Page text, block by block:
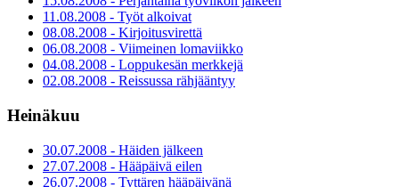
11.08.2008 - Työt alkoivat
08.08.2008 - Kirjoitusvirettä
06.08.2008 - Viimeinen lomaviikko
04.08.2008 - Loppukesän merkkejä
02.08.2008 - Reissussa rähjääntyy
Heinäkuu
30.07.2008 - Häiden jälkeen
27.07.2008 - Hääpäivä eilen
26.07.2008 - Tyttären hääpäivänä